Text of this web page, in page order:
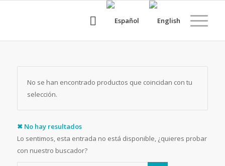
No se han encontrado productos que coincidan con tu
selección.
✖ No hay resultados
Lo sentimos, esta entrada no está disponible, ¿quieres probar
con nuestro buscador?